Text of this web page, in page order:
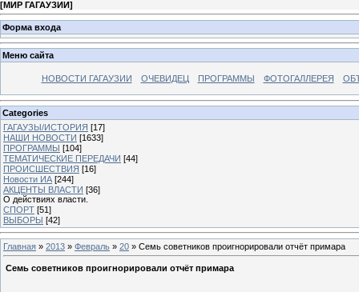
[МИР ГАГАУЗИИ]
Форма входа
Меню сайта
НОВОСТИ ГАГАУЗИИ ОЧЕВИДЕЦ ПРОГРАММЫ ФОТОГАЛЛЕРЕЯ
Categories
ГАГАУЗЫ/ИСТОРИЯ [17]
НАШИ НОВОСТИ [1633]
ПРОГРАММЫ [104]
ТЕМАТИЧЕСКИЕ ПЕРЕДАЧИ [44]
ПРОИСШЕСТВИЯ [16]
Новости ИА [244]
АКЦЕНТЫ ВЛАСТИ [36]
О действиях власти.
СПОРТ [51]
ВЫБОРЫ [42]
Главная » 2013 » Февраль » 20 » Семь советников проигнорировали отчёт примара
Семь советников проигнорировали отчёт примара